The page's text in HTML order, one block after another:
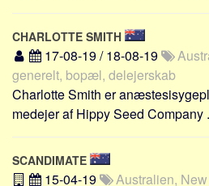
CHARLOTTE SMITH
17-08-19 / 18-08-19
generelt, bopæl, delejerskab
Charlotte Smith er
medejer af Hippy Seed Company
SCANDIMATE
15-04-19
Australien,